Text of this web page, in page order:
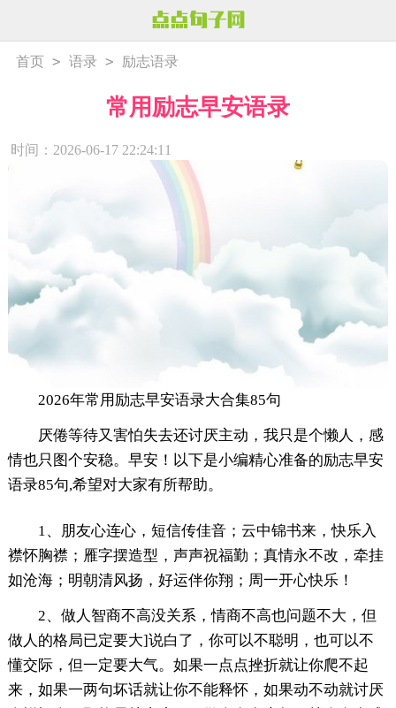
首页 > 语录 > 励志语录
常用励志早安语录
时间：2026-06-17 22:24:11
2026年常用励志早安语录大合集85句
厌倦等待又害怕失去还讨厌主动，我只是个懒人，感
情也只图个安稳。早安！以下是小编精心准备的励志早安
语录85句,希望对大家有所帮助。
1、朋友心连心，短信传佳音；云中锦书来，快乐入
襟怀胸襟；雁字摆造型，声声祝福勤；真情永不改，牵挂
如沧海；明朝清风扬，好运伴你翔；周一开心快乐！
2、做人智商不高没关系，情商不高也问题不大，但
做人的格局已定要大]说白了，你可以不聪明，也可以不
懂交际，但一定要大气。如果一点点挫折就让你爬不起
来，如果一两句坏话就让你不能释怀，如果动不动就讨厌